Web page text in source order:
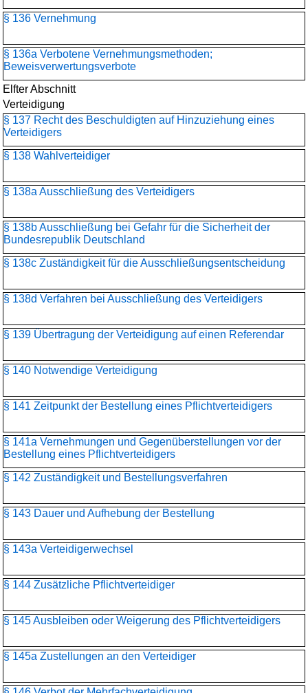
§ 136 Vernehmung
§ 136a Verbotene Vernehmungsmethoden;
Beweisverwertungsverbote
Elfter Abschnitt
Verteidigung
§ 137 Recht des Beschuldigten auf Hinzuziehung eines
Verteidigers
§ 138 Wahlverteidiger
§ 138a Ausschließung des Verteidigers
§ 138b Ausschließung bei Gefahr für die Sicherheit der
Bundesrepublik Deutschland
§ 138c Zuständigkeit für die Ausschließungsentscheidung
§ 138d Verfahren bei Ausschließung des Verteidigers
§ 139 Übertragung der Verteidigung auf einen Referendar
§ 140 Notwendige Verteidigung
§ 141 Zeitpunkt der Bestellung eines Pflichtverteidigers
§ 141a Vernehmungen und Gegenüberstellungen vor der
Bestellung eines Pflichtverteidigers
§ 142 Zuständigkeit und Bestellungsverfahren
§ 143 Dauer und Aufhebung der Bestellung
§ 143a Verteidigerwechsel
§ 144 Zusätzliche Pflichtverteidiger
§ 145 Ausbleiben oder Weigerung des Pflichtverteidigers
§ 145a Zustellungen an den Verteidiger